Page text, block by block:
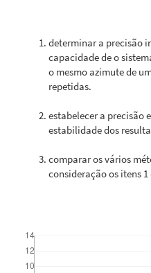
determinar a precisão
capacidade de o
o mesmo azimute de
repetidas.
estabelecer a precisão
estabilidade dos
comparar os vários
consideração os itens